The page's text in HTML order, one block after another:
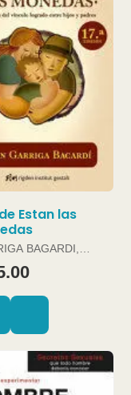
Estan las
BAGARDI,